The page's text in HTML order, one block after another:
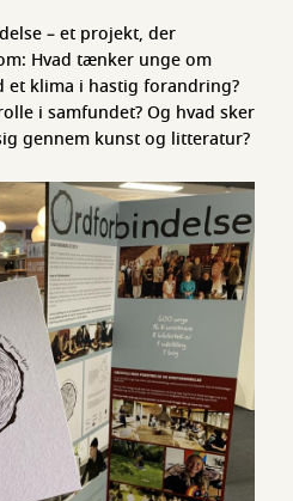
– et projekt, der
Hvad tænker unge om
et klima i hastig forandring?
i samfundet? Og hvad sker
gennem kunst og litteratur?